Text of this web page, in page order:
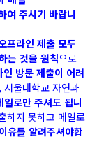
여 주시기 바랍니
프라인 제출 모두
는 것을 원칙으로
인 방문 제출이 어려
울대학교 자연과
일로만 주셔도 됩니
하지 못하고 메일로
유를 알려주셔야합